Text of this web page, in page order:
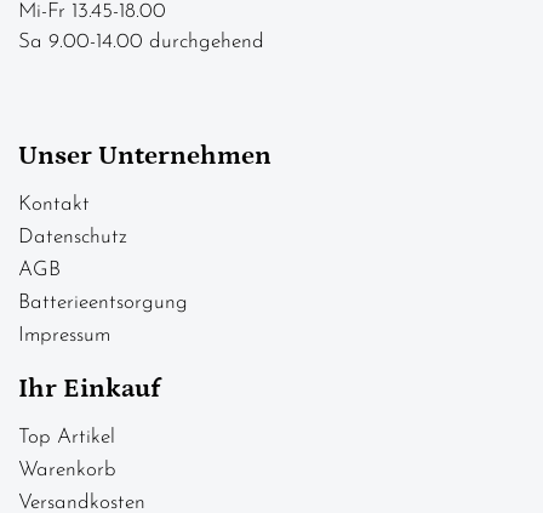
Mi-Fr 13.45-18.00
Sa 9.00-14.00 durchgehend
Unser Unternehmen
Kontakt
Datenschutz
AGB
Batterieentsorgung
Impressum
Ihr Einkauf
Top Artikel
Warenkorb
Versandkosten